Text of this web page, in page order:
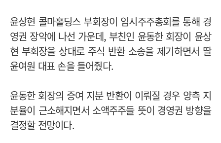
윤상현 콜마홀딩스 부회장이 임시주주총회를 통해 경
영권 장악에 나선 가운데, 부친인 윤동한 회장이 윤상
현 부회장을 상대로 주식 반환 소송을 제기하면서 딸
윤여원 대표 손을 들어줬다.
윤동한 회장의 증여 지분 반환이 이뤄질 경우 양측 지
분율이 근소해지면서 소액주주들 뜻이 경영권 방향을
결정할 전망이다.